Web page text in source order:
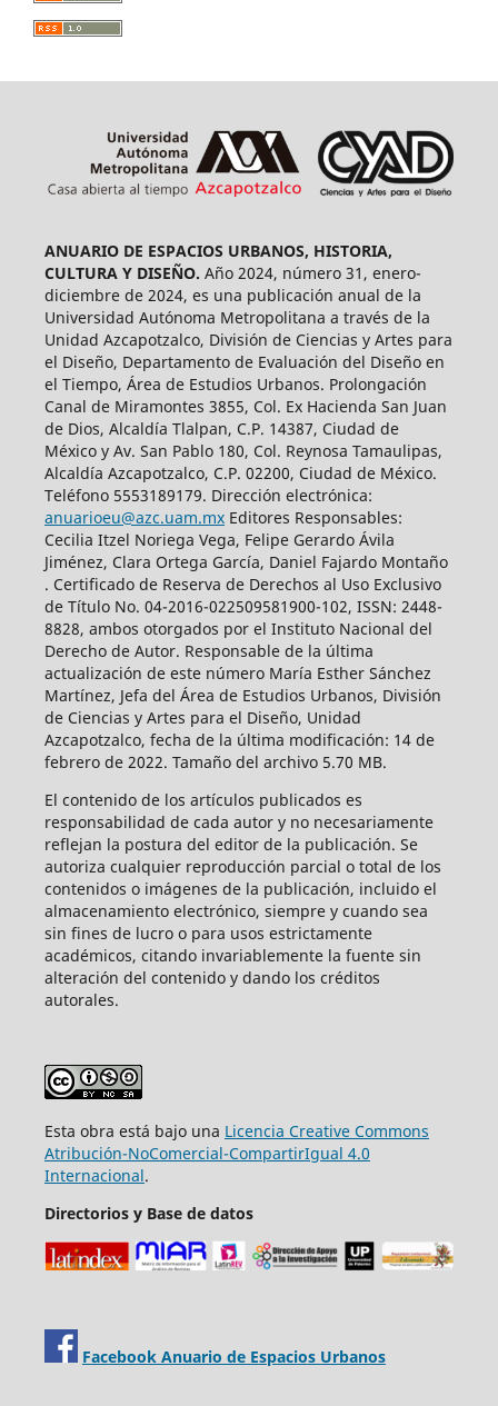
ANUARIO DE ESPACIOS URBANOS, HISTORIA,
CULTURA Y DISEÑO. Año 2024, número 31, enero-
diciembre de 2024, es una publicación anual de la
Universidad Autónoma Metropolitana a través de la
Unidad Azcapotzalco, División de Ciencias y Artes para
el Diseño, Departamento de Evaluación del Diseño en
el Tiempo, Área de Estudios Urbanos. Prolongación
Canal de Miramontes 3855, Col. Ex Hacienda San Juan
de Dios, Alcaldía Tlalpan, C.P. 14387, Ciudad de
México y Av. San Pablo 180, Col. Reynosa Tamaulipas,
Alcaldía Azcapotzalco, C.P. 02200, Ciudad de México.
Teléfono 5553189179. Dirección electrónica:
anuarioeu@azc.uam.mxEditores Responsables:
Cecilia Itzel Noriega Vega, Felipe Gerardo Ávila
Jiménez, Clara Ortega García, Daniel Fajardo Montaño
. Certificado de Reserva de Derechos al Uso Exclusivo
de Título No. 04-2016-022509581900-102, ISSN: 2448-
8828, ambos otorgados por el Instituto Nacional del
Derecho de Autor. Responsable de la última
actualización de este número María Esther Sánchez
Martínez, Jefa del Área de Estudios Urbanos, División
de Ciencias y Artes para el Diseño, Unidad
Azcapotzalco, fecha de la última modificación: 14 de
febrero de 2022. Tamaño del archivo 5.70 MB.
El contenido de los artículos publicados es
responsabilidad de cada autor y no necesariamente
reflejan la postura del editor de la publicación. Se
autoriza cualquier reproducción parcial o total de los
contenidos o imágenes de la publicación, incluido el
almacenamiento electrónico, siempre y cuando sea
sin fines de lucro o para usos estrictamente
académicos, citando invariablemente la fuente sin
alteración del contenido y dando los créditos
autorales.
Esta obra está bajo una Licencia Creative Commons
Atribución-NoComercial-CompartirIgual 4.0
Internacional.
Directorios y Base de datos
Facebook Anuario de Espacios Urbanos